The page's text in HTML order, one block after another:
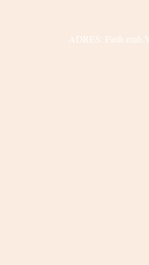
ADRES: Fatih